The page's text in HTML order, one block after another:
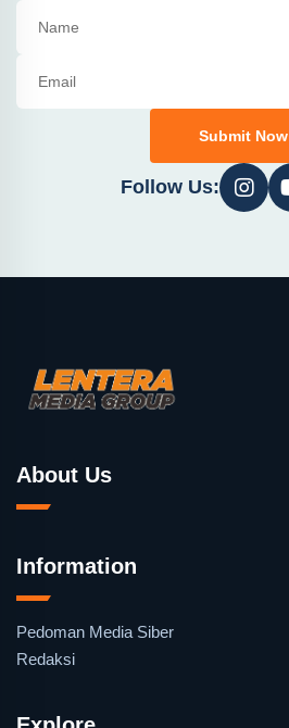
Submit Now
Follow Us:
About Us
Information
Pedoman Media Siber
Redaksi